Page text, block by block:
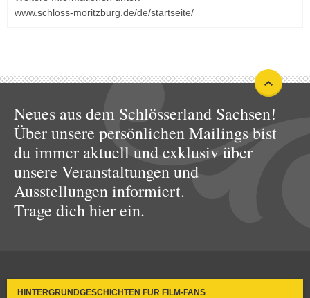
www.schloss-moritzburg.de/de/startseite/
Neues aus dem Schlösserland Sachsen!
Über unsere persönlichen Mailings bist
du immer aktuell und exklusiv über
unsere Veranstaltungen und
Ausstellungen informiert.
Trage dich hier ein.
HINTERGRUNDGESCHICHTEN FÜR FILM-FANS